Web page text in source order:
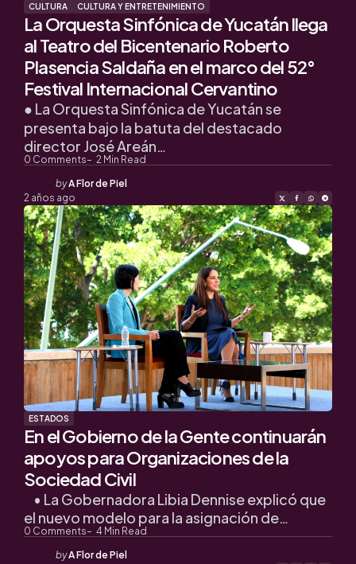
CULTURA CULTURA Y ENTRETENIMIENTO
La Orquesta Sinfónica de Yucatán llega
al Teatro del Bicentenario Roberto
Plasencia Saldaña en el marco del 52°
Festival Internacional Cervantino
0 Comments 2 Min Read
● La Orquesta Sinfónica de Yucatán se
presenta bajo la batuta del destacado
director José Areán…
Posted
by
byA Flor de Piel
2 años ago
ESTADOS
En el Gobierno de la Gente continuarán
apoyos para Organizaciones de la
Sociedad Civil
0 Comments 4 Min Read
• La Gobernadora Libia Dennise explicó que
el nuevo modelo para la asignación de…
Posted
byA Flor de Piel